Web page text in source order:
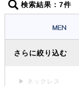
検索結果：7件
さらに絞り込む
▶ ネックレス